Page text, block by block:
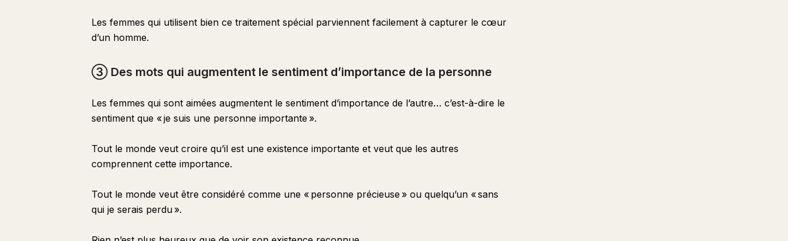
Les femmes qui utilisent bien ce traitement spécial parviennent facilement à capturer le cœur
d’un homme.
③ Des mots qui augmentent le sentiment d’importance de la personne
Les femmes qui sont aimées augmentent le sentiment d’importance de l’autre… c’est-à-dire le
sentiment que « je suis une personne importante ».
Tout le monde veut croire qu’il est une existence importante et veut que les autres
comprennent cette importance.
Tout le monde veut être considéré comme une « personne précieuse » ou quelqu’un « sans
qui je serais perdu ».